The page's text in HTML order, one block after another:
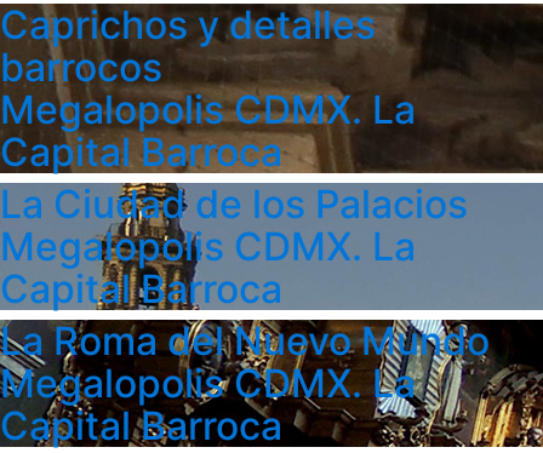
Caprichos y detalles
barrocos
Megalopolis CDMX. La
Capital Barroca
La Ciudad de los Palacios
Megalopolis CDMX. La
Capital Barroca
La Roma del Nuevo Mundo
Megalopolis CDMX. La
Capital Barroca